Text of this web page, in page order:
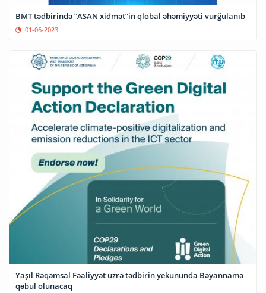
BMT tədbirində “ASAN xidmət”in qlobal əhəmiyyəti vurğulanıb
01-06-2023
Yaşıl Rəqəmsal Fəaliyyət üzrə tədbirin yekununda Bəyannamə
qəbul olunacaq